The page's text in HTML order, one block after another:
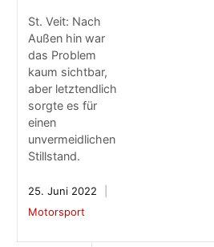
St. Veit: Nach
Außen hin war
das Problem
kaum sichtbar,
aber letztendlich
sorgte es für
einen
unvermeidlichen
Stillstand.
25. Juni 2022
Motorsport